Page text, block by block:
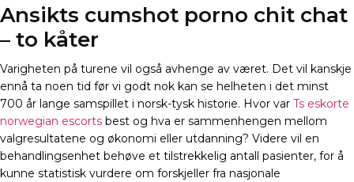
Ansikts cumshot porno chit chat
– to kåter
Varigheten på turene vil også avhenge av været. Det vil kanskje
ennå ta noen tid før vi godt nok kan se helheten i det minst
700 år lange samspillet i norsk-tysk historie. Hvor var Ts eskorte
norwegian escorts best og hva er sammenhengen mellom
valgresultatene og økonomi eller utdanning? Videre vil en
behandlingsenhet behøve et tilstrekkelig antall pasienter, for å
kunne statistisk vurdere om forskjeller fra nasjonale